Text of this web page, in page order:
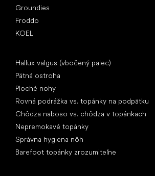
Groundies
Froddo
KOEL
Hallux valgus (vbočený palec)
Pätná ostroha
Ploché nohy
Rovná podrážka vs. topánky na podpätku
Chôdza naboso vs. chôdza v topánkach
Nepremokavé topánky
Správna hygiena nôh
Barefoot topánky zrozumiteľne